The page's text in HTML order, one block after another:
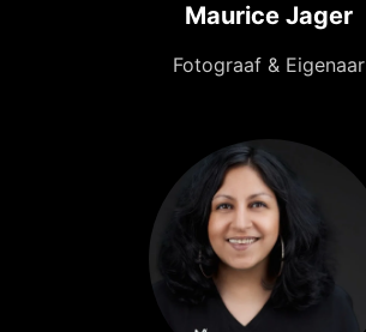
Maurice Jager
Fotograaf & Eigenaar